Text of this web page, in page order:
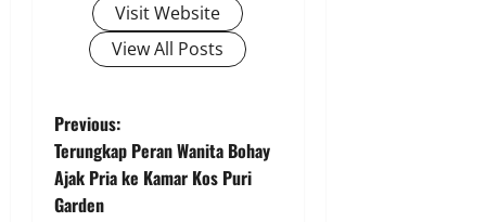
Visit Website
View All Posts
P
o
Previous:
Terungkap Peran Wanita Bohay
Ajak Pria ke Kamar Kos Puri
Garden